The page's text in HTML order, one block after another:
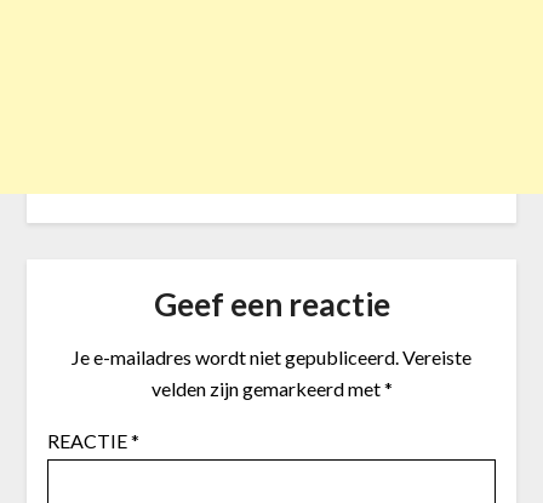
Geef een reactie
Je e-mailadres wordt niet gepubliceerd.Vereiste
velden zijn gemarkeerd met*
REACTIE*